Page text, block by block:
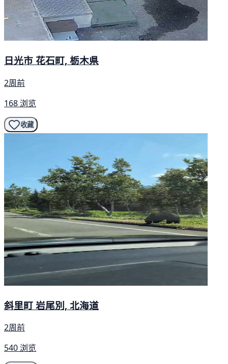
日光市 花石町, 栃木県
2周前
168 浏览
收藏
斜里町 岩尾別, 北海道
2周前
540 浏览